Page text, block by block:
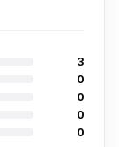
3
0
0
0
0